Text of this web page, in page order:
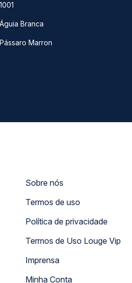
Branca
Marron
Sobre nós
Termos de uso
Política de privacidade
Termos de Uso Louge Vip
Imprensa
Minha Conta